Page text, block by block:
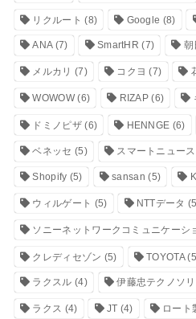
リクルート (8) Google (8)
ANA(7) SmartHR (7) 朝
メルカリ (7) コクヨ (7)
WOWOW(6) RIZAP (6)
ドミノピザ(6) HENNGE (6)
ベネッセ (5) スマートニュース
Shopify (5) sansan (5)
ウィルゲート (5) NTTデータ
ソニーネットワークコミュニケーシ
クレディセゾン (5) TOYOTA
ラクスル (4) 伊藤忠テクノソ
ラクス (4) JT (4) ロート